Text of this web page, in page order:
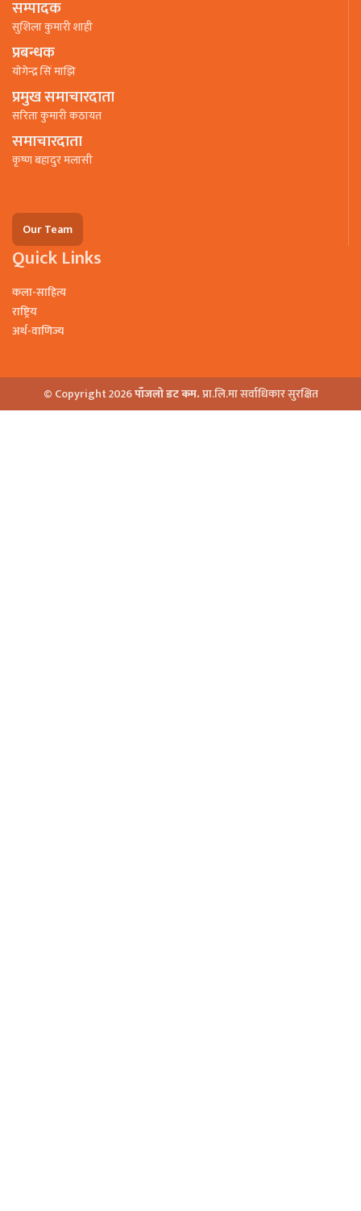
सम्पादक
सुशिला कुमारी शाही
प्रबन्धक
याेगेन्द्र सिं माझि
प्रमुख समाचारदाता
सरिता कुमारी कठायत
समाचारदाता
कृष्ण बहादुर मलासी
Our Team
Quick Links
कला-साहित्य
राष्ट्रिय
अर्थ-वाणिज्य
© Copyright 2026पाँजलो डट कम.प्रा.लि.मा सर्वाधिकार सुरक्षित